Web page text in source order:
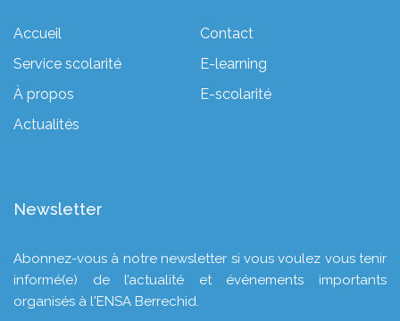
Accueil
Contact
Service scolarité
E-learning
À propos
E-scolarité
Actualités
Newsletter
Abonnez-vous à notre newsletter si vous voulez vous tenir
informé(e) de l’actualité et événements importants
organisés à l'ENSA Berrechid.